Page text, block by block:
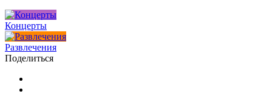
Концерты
Развлечения
Поделиться